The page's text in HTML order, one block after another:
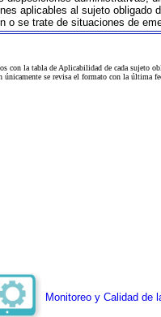
aplicables al sujeto obligado
o se trate de situaciones de
con la tabla de Aplicabilidad de cada sujeto
únicamente se revisa el formato con la última
Monitoreo y Calidad de